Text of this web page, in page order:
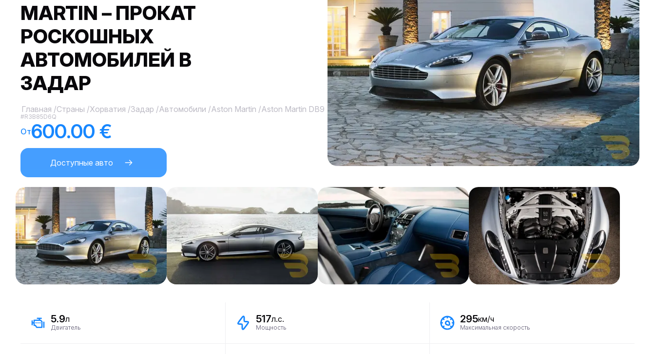
MARTIN – ПРОКАТ
РОСКОШНЫХ
АВТОМОБИЛЕЙ В
ЗАДАР
Главная /Страны /Хорватия /Задар /Автомобили /Aston Martin /Aston Martin DB9
#R3B85D6Q
От600.00 €
Доступные авто
5.9л
Двигатель
517л.с.
Мощность
295км/ч
Максимальная скорость